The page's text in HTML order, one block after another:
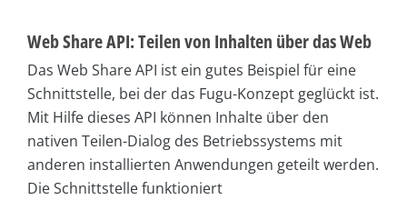
Web Share API: Teilen von Inhalten über das Web
Das Web Share API ist ein gutes Beispiel für eine
Schnittstelle, bei der das Fugu-Konzept geglückt ist.
Mit Hilfe dieses API können Inhalte über den
nativen Teilen-Dialog des Betriebssystems mit
anderen installierten Anwendungen geteilt werden.
Die Schnittstelle funktioniert